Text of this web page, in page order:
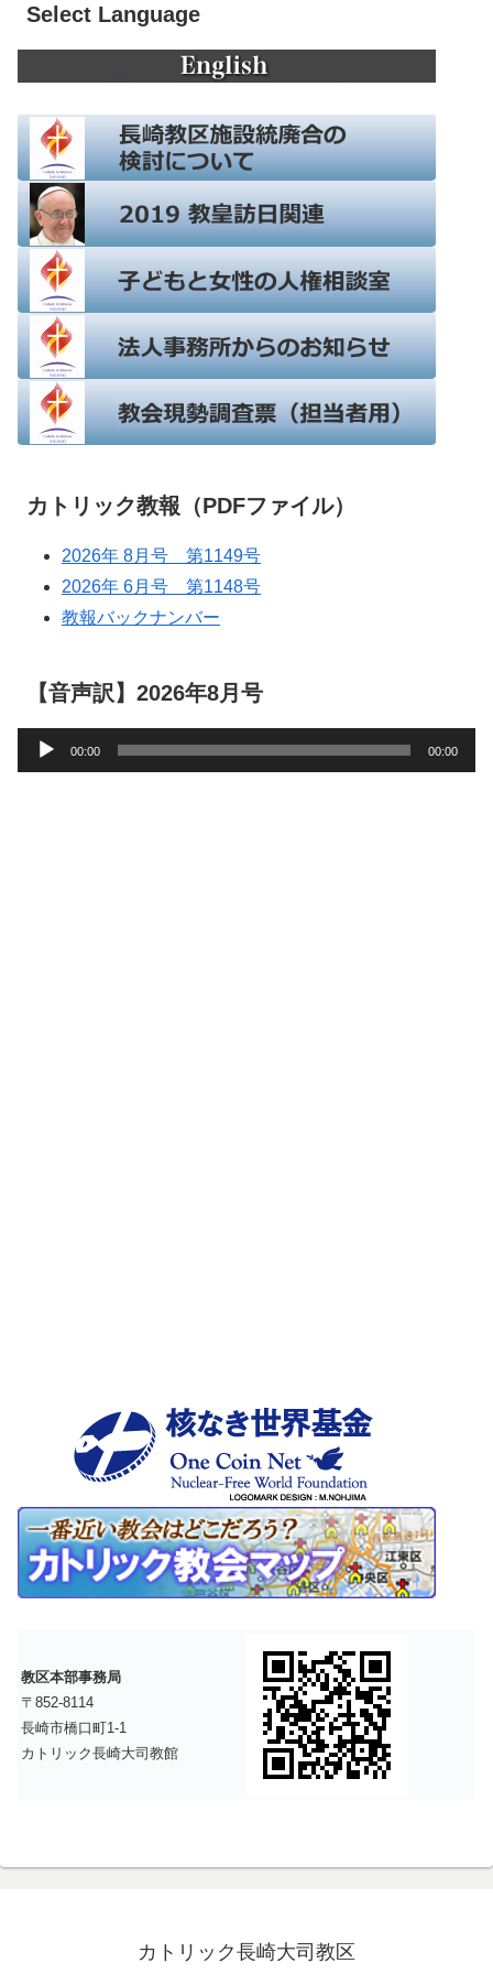
Select Language
カトリック教報（PDFファイル）
2026年 8月号 第1149号
2026年 6月号 第1148号
教報バックナンバー
【音声訳】2026年8月号
声
00:00 00:00
教区本部事務局
〒852-8114
長崎市橋口町1-1
カトリック長崎大司教館
カトリック長崎大司教区